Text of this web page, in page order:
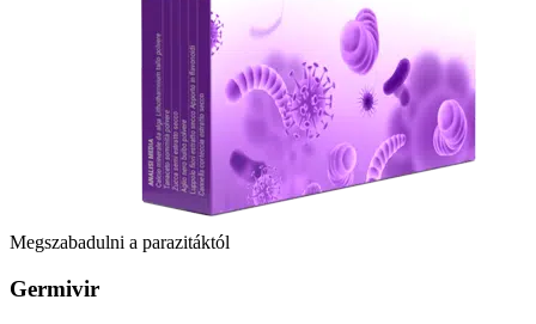
Megszabadulni a parazitáktól
Germivir